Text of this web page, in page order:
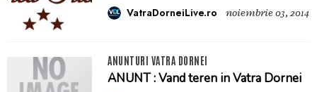
VatraDorneiLive.ro noiembrie 03, 2014
ANUNTURI VATRA DORNEI
ANUNT : Vand teren in Vatra Dornei